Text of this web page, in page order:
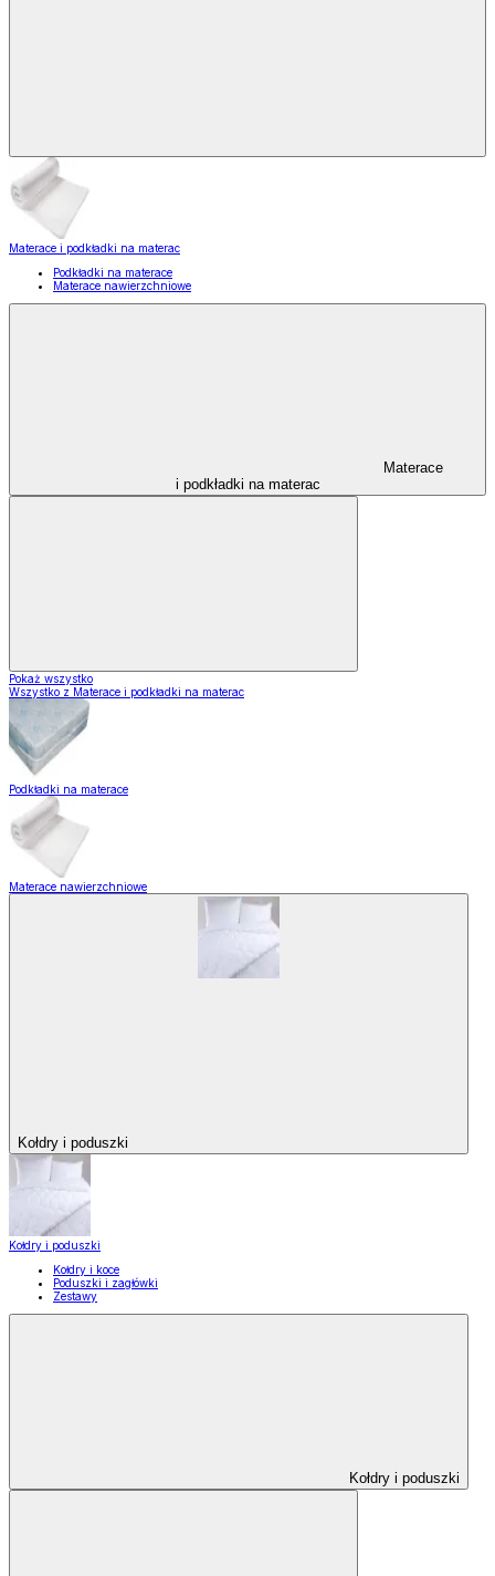
Materace i podkładki na materac
Podkładki na materace
Materace nawierzchniowe
Materace
i podkładki na materac
Pokaż wszystko
Wszystko z Materace i podkładki na materac
Podkładki na materace
Materace nawierzchniowe
Kołdry i poduszki
Kołdry i poduszki
Kołdry i koce
Poduszki i zagłówki
Zestawy
Kołdry i poduszki